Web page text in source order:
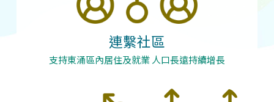
連繫社區
支持東涌區內居住及就業 人口長遠持續增長